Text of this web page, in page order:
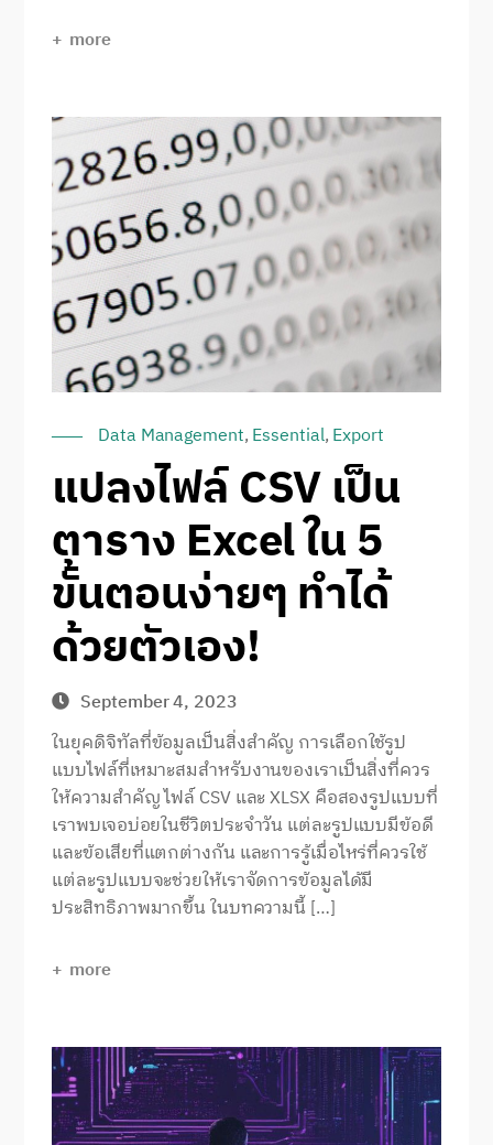
more
Data Management,Essential,Export
แปลงไฟล์ CSV เป็น
ตาราง Excel ใน 5
ขั้นตอนง่ายๆ ทำได้
ด้วยตัวเอง!
September 4, 2023
ในยุคดิจิทัลที่ข้อมูลเป็นสิ่งสำคัญ การเลือกใช้รูป
แบบไฟล์ที่เหมาะสมสำหรับงานของเราเป็นสิ่งที่ควร
ให้ความสำคัญ ไฟล์ CSV และ XLSX คือสองรูปแบบที่
เราพบเจอบ่อยในชีวิตประจำวัน แต่ละรูปแบบมีข้อดี
และข้อเสียที่แตกต่างกัน และการรู้เมื่อไหร่ที่ควรใช้
แต่ละรูปแบบจะช่วยให้เราจัดการข้อมูลได้มี
ประสิทธิภาพมากขึ้น ในบทความนี้ […]
more